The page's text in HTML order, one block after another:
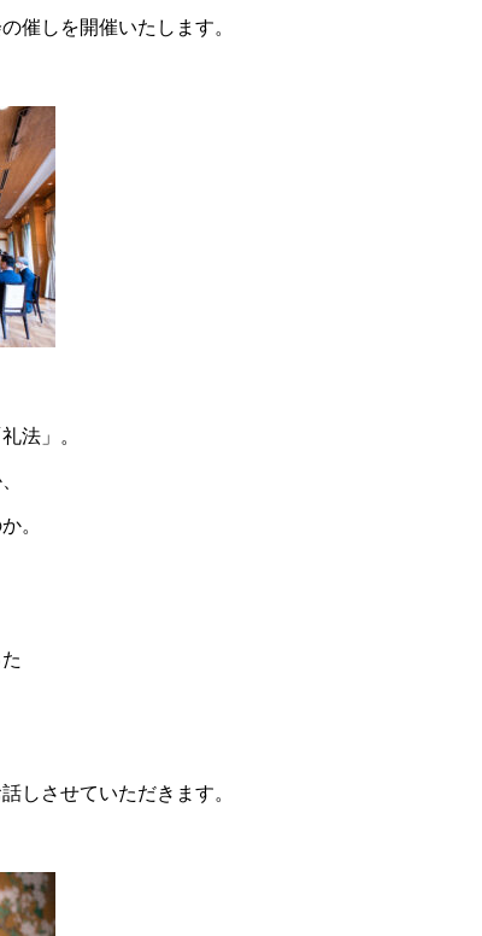
催しを開催いたします。
法」。
。
しさせていただきます。